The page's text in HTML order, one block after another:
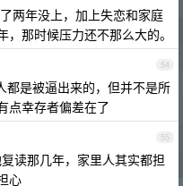
两年没上，加上失恋和家庭
那时候压力还不那么大的。
54
都是被逼出来的，但并不是所
点幸存者偏差在了
55
读那几年，家里人其实都担
心